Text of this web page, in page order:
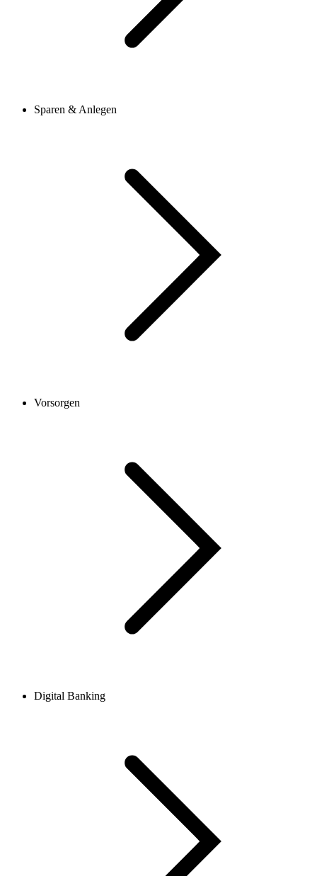
Sparen & Anlegen
Vorsorgen
Digital Banking